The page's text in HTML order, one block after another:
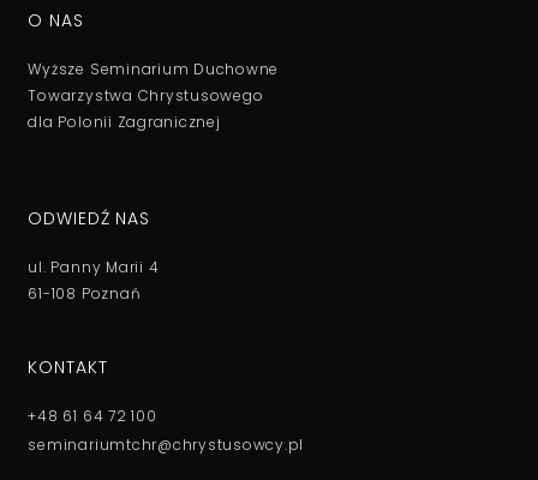
O NAS
Wyższe Seminarium Duchowne
Towarzystwa Chrystusowego
dla Polonii Zagranicznej
ODWIEDŹ NAS
ul. Panny Marii 4
61-108 Poznań
KONTAKT
+48 61 64 72 100
seminariumtchr@chrystusowcy.pl